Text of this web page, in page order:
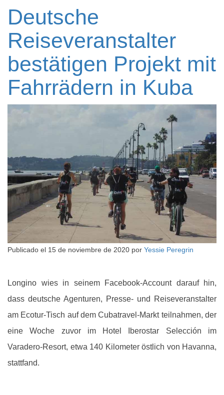
Deutsche
Reiseveranstalter
bestätigen Projekt mit
Fahrrädern in Kuba
Publicado el 15 de noviembre de 2020 por Yessie Peregrin
Longino wies in seinem Facebook-Account darauf hin,
dass deutsche Agenturen, Presse- und Reiseveranstalter
am Ecotur-Tisch auf dem Cubatravel-Markt teilnahmen, der
eine Woche zuvor im Hotel Iberostar Selección im
Varadero-Resort, etwa 140 Kilometer östlich von Havanna,
stattfand.